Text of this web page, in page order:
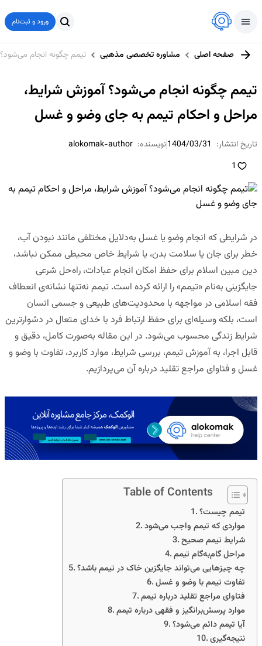
ورود و ثبت‌نام
صفحه اصلی مشاوره تخصصی مذهبی تیمم چگونه انجام
تیمم چگونه انجام می‌شود؟ آموزش شرایط،
مراحل و احکام تیمم به جای وضو و غسل
تاریخ انتشار: 1404/03/31نویسنده: alokomak-author
1
در شرایطی که انجام وضو یا غسل به‌دلایل مختلفی مانند نبودن آب،
خطر برای جان یا سلامت بدن، یا شرایط خاص محیطی ممکن نباشد،
دین مبین اسلام برای حفظ امکان انجام عبادات، راه‌حل شرعی
جایگزینی به‌نام «تیمم» را ارائه کرده است. تیمم نه‌تنها نشانه‌ی انعطاف
فقه اسلامی در مواجهه با محدودیت‌های طبیعی و جسمی انسان
است، بلکه وسیله‌ای برای حفظ ارتباط فرد با خدای متعال در دشوارترین
شرایط زندگی محسوب می‌شود. در این مقاله به‌صورت کامل، دقیق و
قابل اجرا، به آموزش تیمم، بررسی شرایط، موارد کاربرد، تفاوت با وضو و
غسل و فتاوای مراجع تقلید درباره آن می‌پردازیم.
Table of Contents
تیمم چیست؟
مواردی که تیمم واجب می‌شود
شرایط تیمم صحیح
مراحل گام‌به‌گام تیمم
چه چیزهایی می‌تواند جایگزین خاک در تیمم باشد؟
تفاوت تیمم با وضو و غسل
فتاوای مراجع تقلید درباره تیمم
موارد پرسش‌برانگیز و فقهی درباره تیمم
آیا تیمم دائم می‌شود؟
نتیجه‌گیری